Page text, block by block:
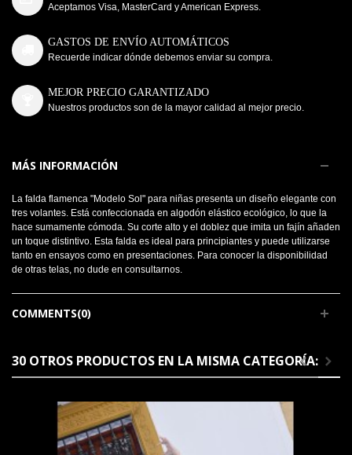
Aceptamos Visa, MasterCard y American Express.
GASTOS DE ENVÍO AUTOMÁTICOS
Recuerde indicar dónde debemos enviar su compra.
MEJOR PRECIO GARANTIZADO
Nuestros productos son de la mayor calidad al mejor precio.
MÁS INFORMACIÓN
La falda flamenca "Modelo Sol" para niñas presenta un diseño elegante con
tres volantes. Está confeccionada en algodón elástico ecológico, lo que la
hace sumamente cómoda. Su corte alto y el doblez que imita un fajín añaden
un toque distintivo. Esta falda es ideal para principiantes y puede utilizarse
tanto en ensayos como en presentaciones. Para conocer la disponibilidad
de otras telas, no dude en consultarnos.
COMMENTS(0)
30 OTROS PRODUCTOS EN LA MISMA CATEGORÍA: